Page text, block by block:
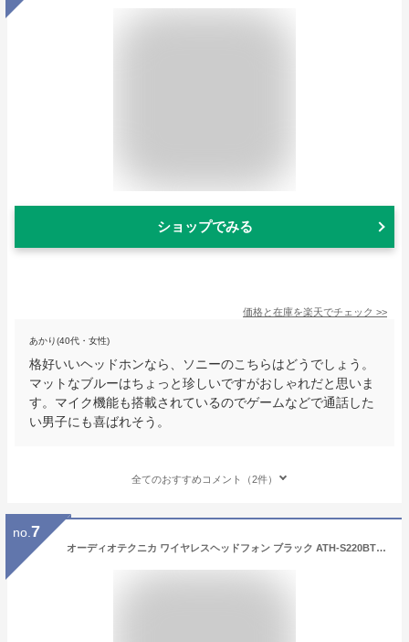
ショップでみる
価格と在庫を楽天でチェック >>
あかり(40代・女性)
格好いいヘッドホンなら、ソニーのこちらはどうでしょう。
マットなブルーはちょっと珍しいですがおしゃれだと思いま
す。マイク機能も搭載されているのでゲームなどで通話した
い男子にも喜ばれそう。
全てのおすすめコメント（2件）
no. 7
オーディオテクニカ ワイヤレスヘッドフォン ブラック ATH-S220BT BK [ATHS220BTBK]【RNH】